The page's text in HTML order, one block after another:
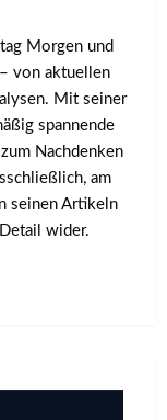
Morgen und
von aktuellen
Mit seiner
spannende
Nachdenken
am
seinen Artikeln
wider.